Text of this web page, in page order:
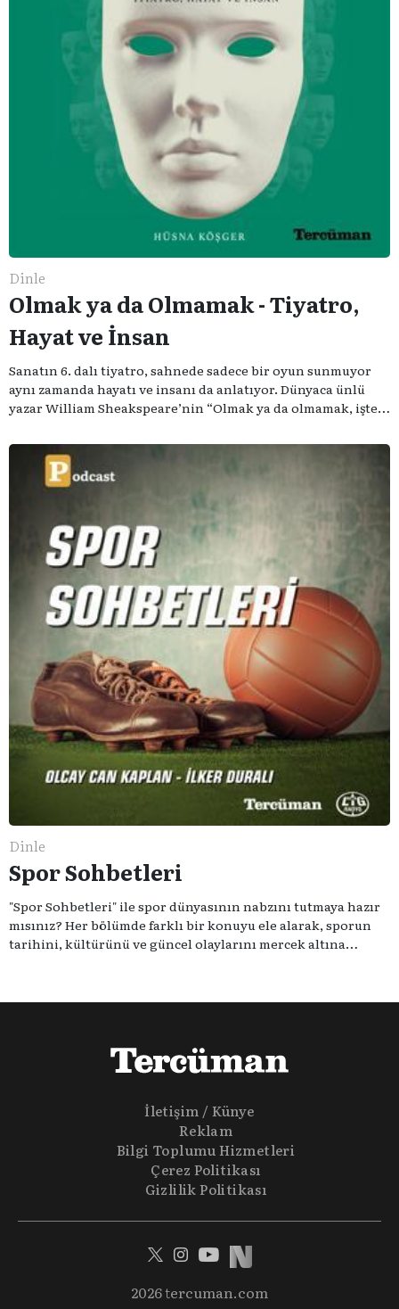
Dinle
Olmak ya da Olmamak - Tiyatro,
Hayat ve İnsan
Sanatın 6. dalı tiyatro, sahnede sadece bir oyun sunmuyor
aynı zamanda hayatı ve insanı da anlatıyor. Dünyaca ünlü
yazar William Sheakspeare’nin “Olmak ya da olmamak, işte
serimizde; tiyatroyu, alanının uzman isimleriyle
konuşuyoruz..
Dinle
Spor Sohbetleri
"Spor Sohbetleri" ile spor dünyasının nabzını tutmaya hazır
mısınız? Her bölümde farklı bir konuyu ele alarak, sporun
tarihini, kültürünü ve güncel olaylarını mercek altına
olmadığına inananlardansanız "Spor Sohbetleri" tam size
İletişim / Künye
Reklam
Bilgi Toplumu Hizmetleri
Çerez Politikası
Gizlilik Politikası
2026 tercuman.com